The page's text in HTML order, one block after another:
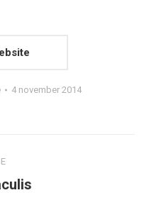
4 november 2014